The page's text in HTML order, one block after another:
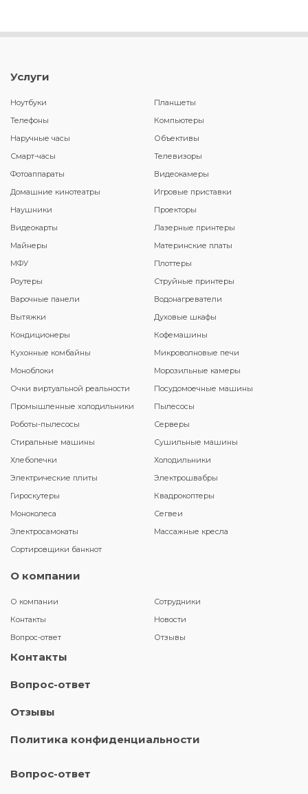
Услуги
Ноутбуки
Планшеты
Телефоны
Компьютеры
Наручные часы
Объективы
Смарт-часы
Телевизоры
Фотоаппараты
Видеокамеры
Домашние кинотеатры
Игровые приставки
Наушники
Проекторы
Видеокарты
Лазерные принтеры
Майнеры
Материнские платы
МФУ
Плоттеры
Роутеры
Струйные принтеры
Варочные панели
Водонагреватели
Вытяжки
Духовые шкафы
Кондиционеры
Кофемашины
Кухонные комбайны
Микроволновые печи
Моноблоки
Морозильные камеры
Очки виртуальной реальности
Посудомоечные машины
Промышленные холодильники
Пылесосы
Роботы-пылесосы
Серверы
Стиральные машины
Сушильные машины
Хлебопечки
Холодильники
Электрические плиты
Электрошвабры
Гироскутеры
Квадрокоптеры
Моноколеса
Сегвеи
Электросамокаты
Массажные кресла
Сортировщики банкнот
О компании
О компании
Сотрудники
Контакты
Новости
Вопрос-ответ
Отзывы
Контакты
Вопрос-ответ
Отзывы
Политика конфиденциальности
Вопрос-ответ